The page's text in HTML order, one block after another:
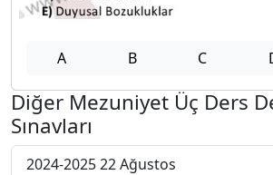
A B C
Diğer Mezuniyet Üç Ders
Sınavları
2024-2025 22 Ağustos